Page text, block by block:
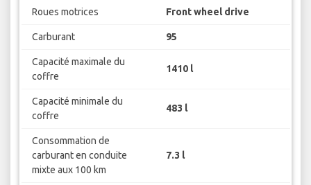
Roues motrices Front wheel drive
Carburant 95
Capacité maximale du
coffre
1410 l
Capacité minimale du
coffre
483 l
Consommation de
carburant en conduite
mixte aux 100 km
7.3 l